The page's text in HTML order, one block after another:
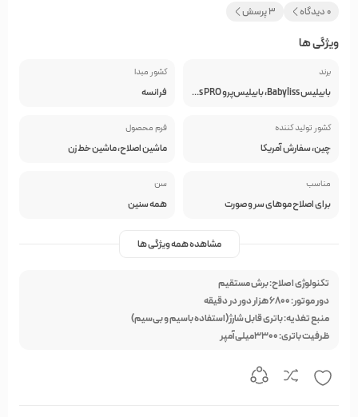
0 دیدگاه 3 پرسش
ویژگی ها
برند
بابیلیس Babyliss، بابیلیس‌پرو BaByliss PRO
کشور مبدا
فرانسه
کشور تولید کننده
چین، سفارش آمریکا
فرم محصول
ماشين اصلاح، ماشین خط زن
مناسب
برای اصلاح موهای سر و صورت
سن
همه سنین
مشاهده همه ویژگی ها
تکنولوژی اصلاح: برش مستقیم
دور موتور: 6800 هزار دور در دقیقه
منبع تغذیه:باتری قابل شارژ(استفاده باسیم و بی‌سیم)
ظرفیت باتری: 3300میلی‌آمپر